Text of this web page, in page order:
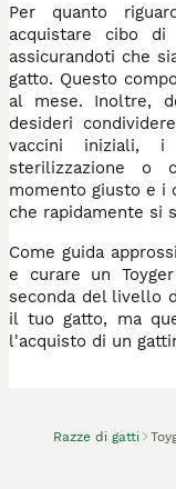
Razze di gatti
Per quanto
acquistare cibo
assicurandoti che
gatto. Questo
al mese. Inoltre,
desideri
vaccini iniziali,
sterilizzazione o
momento giusto e i
che rapidamente si
Come guida
e curare un
seconda del livello
il tuo gatto, ma
l'acquisto di un